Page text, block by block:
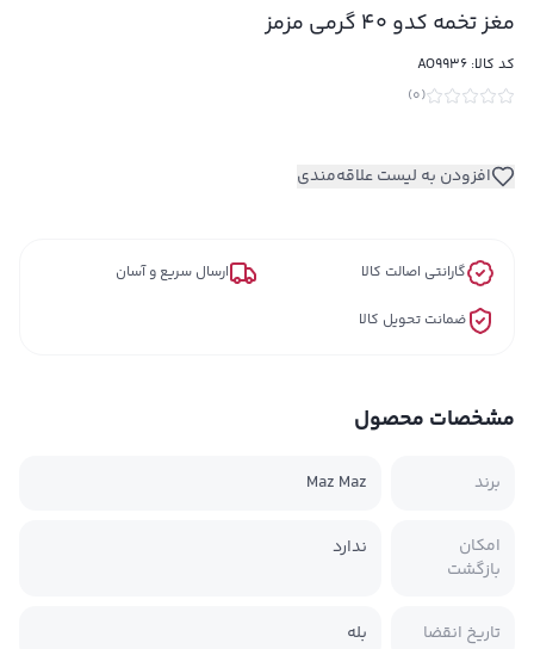
مغز تخمه کدو 40 گرمی مزمز
کد کالا: AO9936
(
0
)
افزودن به لیست علاقه‌مندی
گارانتی اصالت کالا ارسال سریع و آسان
ضمانت تحویل کالا
مشخصات محصول
برند Maz Maz
امکان
بازگشت
ندارد
تاریخ انقضا بله